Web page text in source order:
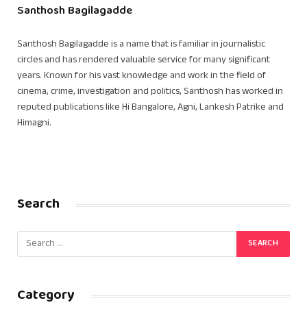
Santhosh Bagilagadde
Santhosh Bagilagadde is a name that is familiar in journalistic
circles and has rendered valuable service for many significant
years. Known for his vast knowledge and work in the field of
cinema, crime, investigation and politics, Santhosh has worked in
reputed publications like Hi Bangalore, Agni, Lankesh Patrike and
Himagni.
Search
Category